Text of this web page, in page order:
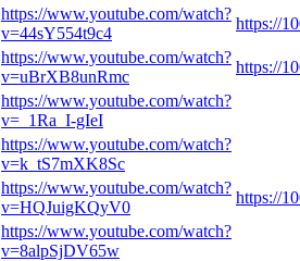
https://www.youtube.com/watch?
v=44sY554t9c4
https://
https://www.youtube.com/watch?
v=uBrXB8unRmc
https://
https://www.youtube.com/watch?
v=_1Ra_I-gIeI
https://www.youtube.com/watch?
v=k_tS7mXK8Sc
https://www.youtube.com/watch?
v=HQJuigKQyV0
https://
https://www.youtube.com/watch?
v=8alpSjDV65w